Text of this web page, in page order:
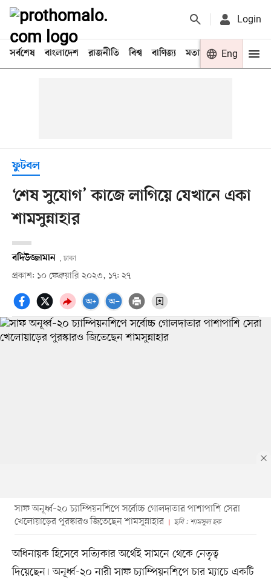
Login
সর্বশেষ বাংলাদেশ রাজনীতি বিশ্ব বাণিজ্য মতামত খেলা
Eng
ফুটবল
‘শেষ সুযোগ’ কাজে লাগিয়ে যেখানে একা
শামসুন্নাহার
বদিউজ্জামান , ঢাকা
প্রকাশ: ১০ ফেব্রুয়ারি ২০২৩, ১৭: ২৭
সাফ অনূর্ধ্ব–২০ চ্যাম্পিয়নশিপে সর্বোচ্চ গোলদাতার পাশাপাশি সেরা
খেলোয়াড়ের পুরস্কারও জিতেছেন শামসুন্নাহার
ছবি : শামসুল হক
অধিনায়ক হিসেবে সত্যিকার অর্থেই সামনে থেকে নেতৃত্ব
দিয়েছেন। অনূর্ধ্ব-২০ নারী সাফ চ্যাম্পিয়নশিপে চার ম্যাচে একটি